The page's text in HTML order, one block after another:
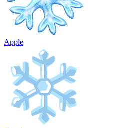
Apple